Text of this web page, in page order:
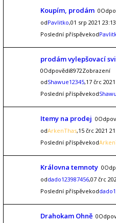
Koupím, prodám
odPavlitko,01 srp 2021 23:13
Poslední příspěvekod
prodám vylepšovací
0Odpovědi8972Zobrazení
odShawue12345,17 črc
Poslední příspěvekod
Itemy na prodej
odArkenThas,15 črc 2021
Poslední příspěvekod
Královna temnoty
oddado123987456,07 črc
Poslední příspěvekod
Drahokam Ohně